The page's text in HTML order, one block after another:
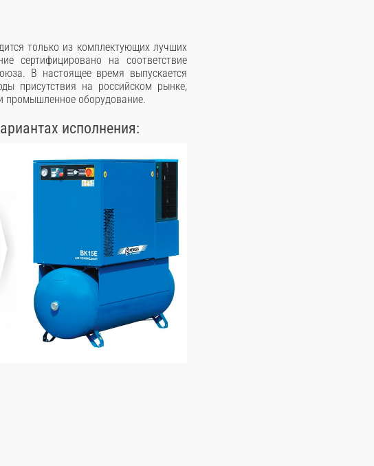
только из комплектующих лучших
сертифицировано на соответствие
В настоящее время выпускается
присутствия на российском рынке,
промышленное оборудование.
исполнения: